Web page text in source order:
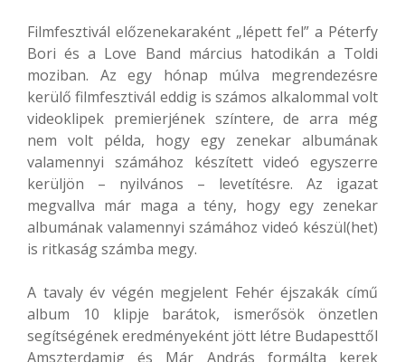
Filmfesztivál előzenekaraként „lépett fel” a Péterfy
Bori és a Love Band március hatodikán a Toldi
moziban. Az egy hónap múlva megrendezésre
kerülő filmfesztivál eddig is számos alkalommal volt
videoklipek premierjének színtere, de arra még
nem volt példa, hogy egy zenekar albumának
valamennyi számához készített videó egyszerre
kerüljön – nyilvános – levetítésre. Az igazat
megvallva már maga a tény, hogy egy zenekar
albumának valamennyi számához videó készül(het)
is ritkaság számba megy.
A tavaly év végén megjelent Fehér éjszakák című
album 10 klipje barátok, ismerősök önzetlen
segítségének eredményeként jött létre Budapesttől
Amszterdamig és Már András formálta kerek